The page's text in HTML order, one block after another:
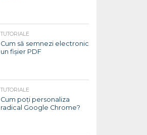
TUTORIALE
Cum să semnezi electronic
un fișier PDF
TUTORIALE
Cum poți personaliza
radical Google Chrome?